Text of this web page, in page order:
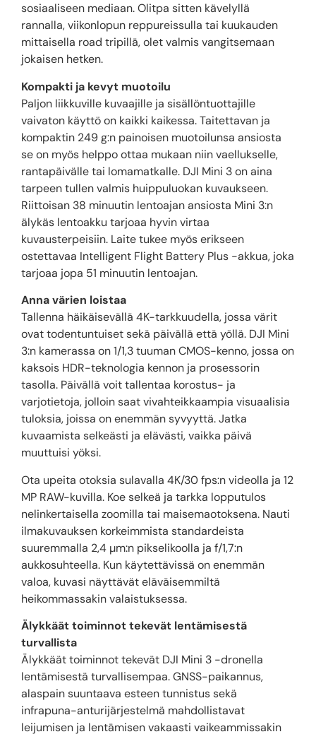
sosiaaliseen mediaan. Olitpa sitten kävelyllä
rannalla, viikonlopun reppureissulla tai kuukauden
mittaisella road tripillä, olet valmis vangitsemaan
jokaisen hetken.
Kompakti ja kevyt muotoilu
Paljon liikkuville kuvaajille ja sisällöntuottajille
vaivaton käyttö on kaikki kaikessa. Taitettavan ja
kompaktin 249 g:n painoisen muotoilunsa ansiosta
se on myös helppo ottaa mukaan niin vaellukselle,
rantapäivälle tai lomamatkalle. DJI Mini 3 on aina
tarpeen tullen valmis huippuluokan kuvaukseen.
Riittoisan 38 minuutin lentoajan ansiosta Mini 3:n
älykäs lentoakku tarjoaa hyvin virtaa
kuvausterpeisiin. Laite tukee myös erikseen
ostettavaa Intelligent Flight Battery Plus -akkua, joka
tarjoaa jopa 51 minuutin lentoajan.
Anna värien loistaa
Tallenna häikäisevällä 4K-tarkkuudella, jossa värit
ovat todentuntuiset sekä päivällä että yöllä. DJI Mini
3:n kamerassa on 1/1,3 tuuman CMOS-kenno, jossa on
kaksois HDR-teknologia kennon ja prosessorin
tasolla. Päivällä voit tallentaa korostus- ja
varjotietoja, jolloin saat vivahteikkaampia visuaalisia
tuloksia, joissa on enemmän syvyyttä. Jatka
kuvaamista selkeästi ja elävästi, vaikka päivä
muuttuisi yöksi.
Ota upeita otoksia sulavalla 4K/30 fps:n videolla ja 12
MP RAW-kuvilla. Koe selkeä ja tarkka lopputulos
nelinkertaisella zoomilla tai maisemaotoksena. Nauti
ilmakuvauksen korkeimmista standardeista
suuremmalla 2,4 µm:n pikselikoolla ja f/1,7:n
aukkosuhteella. Kun käytettävissä on enemmän
valoa, kuvasi näyttävät eläväisemmiltä
heikommassakin valaistuksessa.
Älykkäät toiminnot tekevät lentämisestä
turvallista
Älykkäät toiminnot tekevät DJI Mini 3 -dronella
lentämisestä turvallisempaa. GNSS-paikannus,
alaspain suuntaava esteen tunnistus sekä
infrapuna-anturijärjestelmä mahdollistavat
leijumisen ja lentämisen vakaasti vaikeammissakin